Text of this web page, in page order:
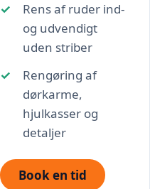
Rens af ruder ind-
og udvendigt
uden striber
Rengøring af
dørkarme,
hjulkasser og
detaljer
Book en tid